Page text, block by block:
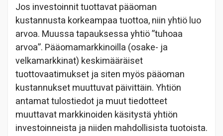
Jos investoinnit tuottavat pääoman
kustannusta korkeampaa tuottoa, niin yhtiö luo
arvoa. Muussa tapauksessa yhtiö ”tuhoaa
arvoa”. Pääomamarkkinoilla (osake- ja
velkamarkkinat) keskimääräiset
tuottovaatimukset ja siten myös pääoman
kustannukset muuttuvat päivittäin. Yhtiön
antamat tulostiedot ja muut tiedotteet
muuttavat markkinoiden käsitystä yhtiön
investoinneista ja niiden mahdollisista tuotoista.